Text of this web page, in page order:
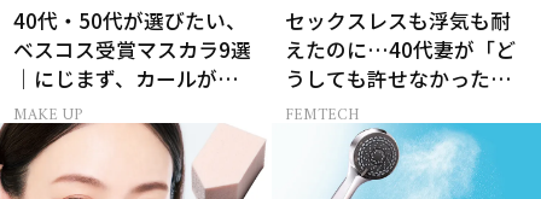
40代・50代が選びたい、
ベスコス受賞マスカラ9選
｜にじまず、カールが続
く名品
MAKE UP
セックスレスも浮気も耐
えたのに…40代妻が「ど
うしても許せなかった」
夫の一言
FEMTECH